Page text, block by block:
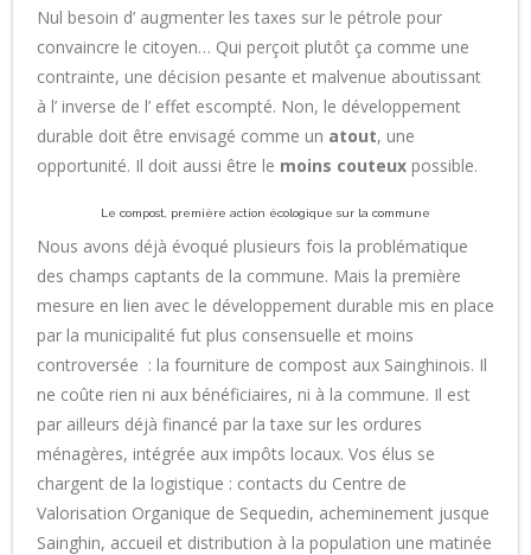
Nul besoin d’ augmenter les taxes sur le pétrole pour
convaincre le citoyen… Qui perçoit plutôt ça comme une
contrainte, une décision pesante et malvenue aboutissant
à l’ inverse de l’ effet escompté. Non, le développement
durable doit être envisagé comme un atout, une
opportunité. Il doit aussi être le moins couteux possible.
Le compost, première action écologique sur la commune
Nous avons déjà évoqué plusieurs fois la problématique
des champs captants de la commune. Mais la première
mesure en lien avec le développement durable mis en place
par la municipalité fut plus consensuelle et moins
controversée : la fourniture de compost aux Sainghinois. Il
ne coûte rien ni aux bénéficiaires, ni à la commune. Il est
par ailleurs déjà financé par la taxe sur les ordures
ménagères, intégrée aux impôts locaux. Vos élus se
chargent de la logistique : contacts du Centre de
Valorisation Organique de Sequedin, acheminement jusque
Sainghin, accueil et distribution à la population une matinée